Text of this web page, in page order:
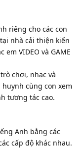
riêng cho các con
nhà cải thiện kiến
em VIDEO và GAME
chơi, nhạc và
cùng con xem
tương tác cao.
Anh bằng các
cấp độ khác nhau.